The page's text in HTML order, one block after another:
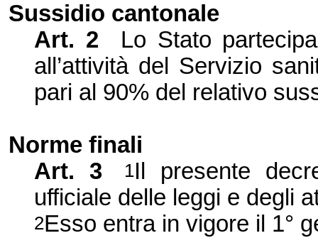
Sussidio cantonale
Art. 2
Lo Stato
all’attività del Servizio
pari al 90% del relativo
Norme finali
Art. 3
1Il presente
ufficiale delle leggi e degli
2Esso entra in vigore il 1°